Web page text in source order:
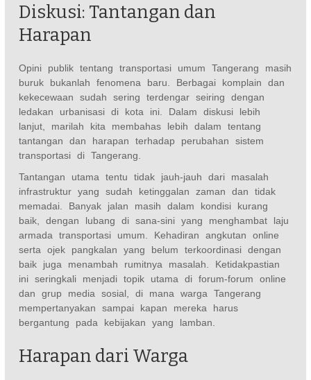
Diskusi: Tantangan dan
Harapan
Opini publik tentang transportasi umum Tangerang masih
buruk bukanlah fenomena baru. Berbagai komplain dan
kekecewaan sudah sering terdengar seiring dengan
ledakan urbanisasi di kota ini. Dalam diskusi lebih
lanjut, marilah kita membahas lebih dalam tentang
tantangan dan harapan terhadap perubahan sistem
transportasi di Tangerang.
Tantangan utama tentu tidak jauh-jauh dari masalah
infrastruktur yang sudah ketinggalan zaman dan tidak
memadai. Banyak jalan masih dalam kondisi kurang
baik, dengan lubang di sana-sini yang menghambat laju
armada transportasi umum. Kehadiran angkutan online
serta ojek pangkalan yang belum terkoordinasi dengan
baik juga menambah rumitnya masalah. Ketidakpastian
ini seringkali menjadi topik utama di forum-forum online
dan grup media sosial, di mana warga Tangerang
mempertanyakan sampai kapan mereka harus
bergantung pada kebijakan yang lamban.
Harapan dari Warga